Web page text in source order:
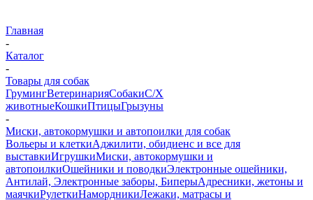
Главная
-
Каталог
-
Товары для собак
ГрумингВетеринарияСобакиС/Х
животныеКошкиПтицыГрызуны
-
Миски, автокормушки и автопоилки для собак
Вольеры и клеткиАджилити, обидиенс и все для
выставкиИгрушкиМиски, автокормушки и
автопоилкиОшейники и поводкиЭлектронные ошейники,
Антилай, Электронные заборы, БиперыАдресники, жетоны и
маячкиРулеткиНамордникиЛежаки, матрасы и